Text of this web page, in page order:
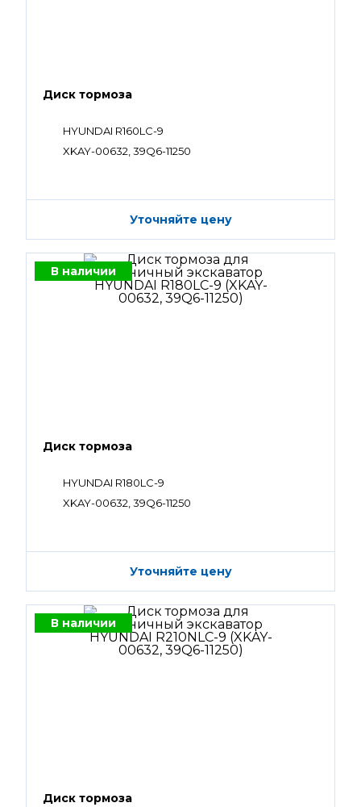
Диск тормоза
HYUNDAI R160LC-9
XKAY-00632, 39Q6-11250
Уточняйте цену
В наличии
Диск тормоза
HYUNDAI R180LC-9
XKAY-00632, 39Q6-11250
Уточняйте цену
В наличии
Диск тормоза